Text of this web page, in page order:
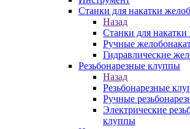
Станки для накатки
Назад
Станки для накатки
Ручные
Гидравлические
Резьбонарезные клуппы
Назад
Резьбонарезные
Ручные
Электрические
клуппы